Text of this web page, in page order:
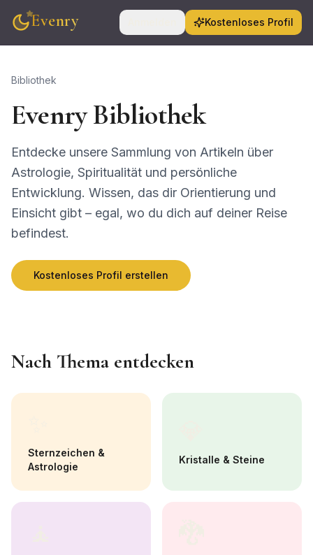
Evenry Kostenloses Profil
Bibliothek
Evenry Bibliothek
Entdecke unsere Sammlung von Artikeln über
Astrologie, Spiritualität und persönliche
Entwicklung. Wissen, das dir Orientierung und
Einsicht gibt – egal, wo du dich auf deiner Reise
befindest.
Kostenloses Profil erstellen
Nach Thema entdecken
Sternzeichen &
Astrologie
Kristalle & Steine